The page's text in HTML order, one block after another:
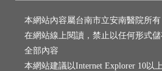
本網站內容屬台南市立安南醫院所
在網站線上閱讀，禁止以任何形式
全部內容
本網站建議以Internet Explorer 10以